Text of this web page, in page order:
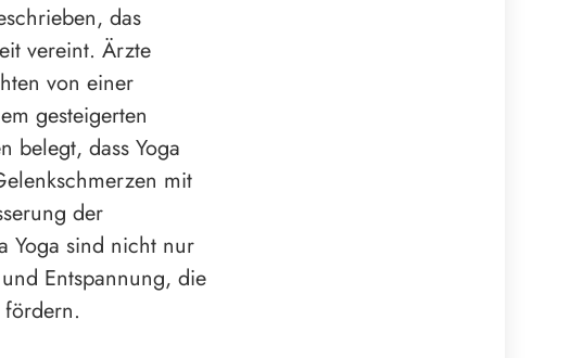
das
vereint. Ärzte
von einer
gesteigerten
belegt, dass Yoga
mit
der
Yoga sind nicht nur
Entspannung, die